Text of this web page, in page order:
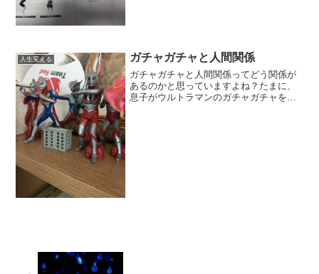
人生変える ガチャガチャと人間関係
ガチャガチャと人間関係ってどう関係が
あるのかと思っていますよね？たまに、
息子がウルトラマンのガチャガチャをや